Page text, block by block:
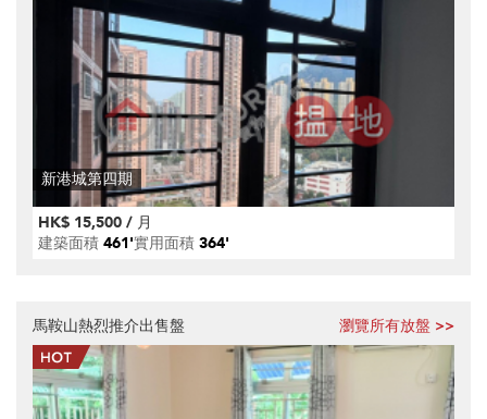
新港城第四期
HK$ 15,500 / 月
建築面積 461'實用面積 364'
馬鞍山熱烈推介出售盤 瀏覽所有放盤 >>